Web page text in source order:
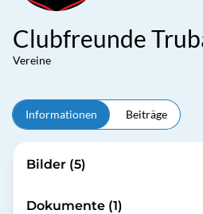
Clubfreunde
Vereine
Informationen Beiträge
Bilder (5)
Dokumente (1)